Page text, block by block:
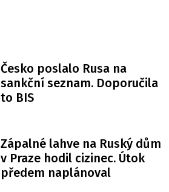
Česko poslalo Rusa na
sankční seznam. Doporučila
to BIS
Zápalné lahve na Ruský dům
v Praze hodil cizinec. Útok
předem naplánoval